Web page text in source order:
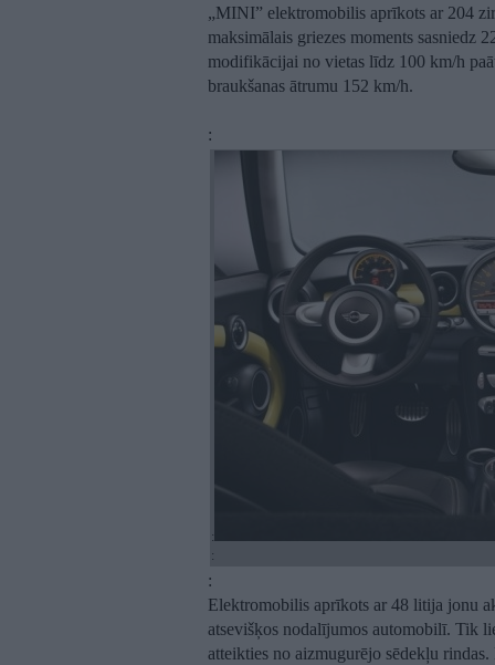
„MINI” elektromobilis aprīkots ar 204
maksimālais griezes moments
modifikācijai no vietas līdz 100 km/h
braukšanas ātrumu 152 km/h.
:
:
:
:
Elektromobilis aprīkots ar 48 litija jonu
atsevišķos nodalījumos automobilī. Tik
atteikties no aizmugurējo sēdekļu